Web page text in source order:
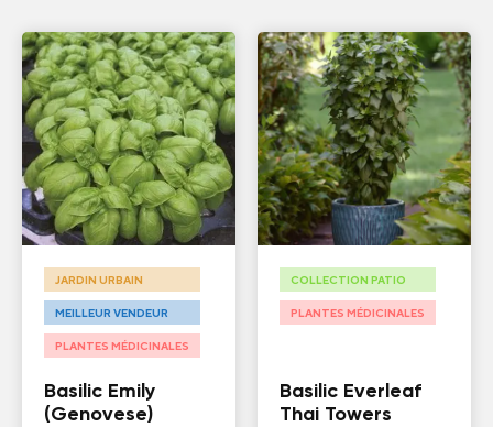
JARDIN URBAIN
MEILLEUR VENDEUR
PLANTES MÉDICINALES
Basilic Emily
(Genovese)
COLLECTION PATIO
PLANTES MÉDICINALES
Basilic Everleaf
Thai Towers